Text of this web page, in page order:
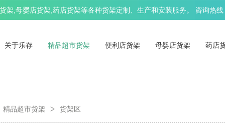
架,母婴店货架,药店货架等各种货架定制、生产和安装服务。 咨询热
关于乐存 精品超市货架 便利店货架 母婴店货架 药店
精品超市货架 货架区